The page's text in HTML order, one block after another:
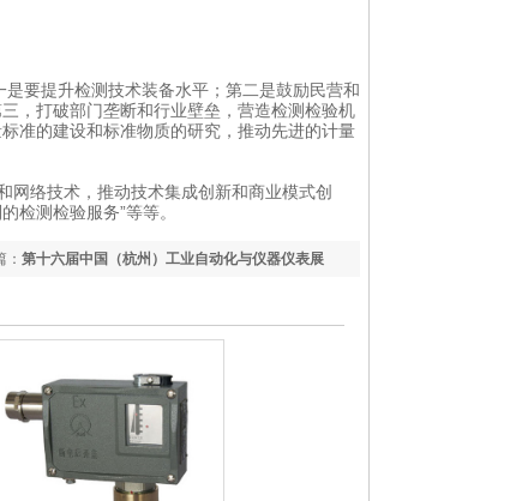
要提升检测技术装备水平；第二是鼓励民营和
，打破部门垄断和行业壁垒，营造检测检验机
准的建设和标准物质的研究，推动先进的计量
络技术，推动技术集成创新和商业模式创
检测检验服务”等等。
： 第十六届中国（杭州）工业自动化与仪器仪表展